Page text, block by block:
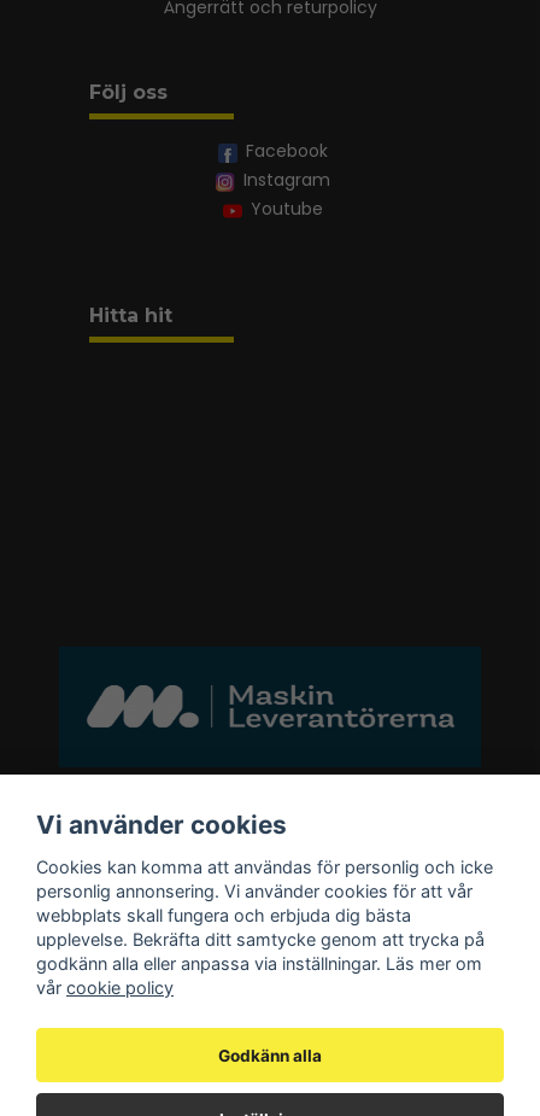
Ångerrätt och returpolicy
Följ oss
Facebook
Instagram
Youtube
Hitta hit
Bli medlem i vårt nyhetsbrev
email
Mejladress Skicka
Bli medlem i vårt nyhetsbrev och ta del
av våra nyheter och erbjudande.
Vi använder cookies
Cookies kan komma att användas för personlig och icke
personlig annonsering. Vi använder cookies för att vår
webbplats skall fungera och erbjuda dig bästa
upplevelse. Bekräfta ditt samtycke genom att trycka på
godkänn alla eller anpassa via inställningar. Läs mer om
vår cookie policy
Godkänn alla